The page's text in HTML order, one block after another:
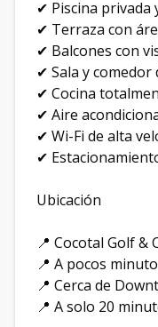
✔ Piscina privada
✔ Terraza con
✔ Balcones con
✔ Sala y
✔ Cocina
✔ Aire
✔ Wi-Fi de alta
✔
Ubicación
📍 Cocotal Golf &
📍 A pocos
📍 Cerca de
📍 A solo 20